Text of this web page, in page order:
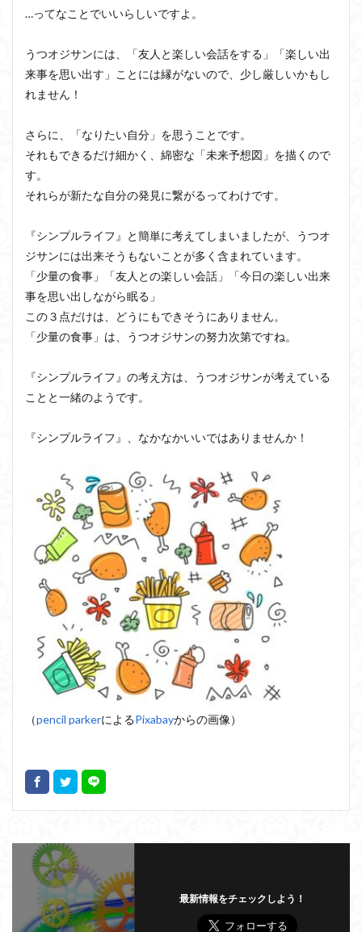
…ってなことでいいらしいですよ。
うつオジサンには、「友人と楽しい会話をする」「楽しい出
来事を思い出す」ことには縁がないので、少し厳しいかもし
れません！
さらに、「なりたい自分」を思うことです。
それもできるだけ細かく、綿密な「未来予想図」を描くので
す。
それらが新たな自分の発見に繋がるってわけです。
『シンプルライフ』と簡単に考えてしまいましたが、うつオ
ジサンには出来そうもないことが多く含まれています。
「少量の食事」「友人との楽しい会話」「今日の楽しい出来
事を思い出しながら眠る」
この３点だけは、どうにもできそうにありません。
「少量の食事」は、うつオジサンの努力次第ですね。
『シンプルライフ』の考え方は、うつオジサンが考えている
ことと一緒のようです。
『シンプルライフ』、なかなかいいではありませんか！
（pencil parkerによるPixabayからの画像）
最新情報をチェックしよう！